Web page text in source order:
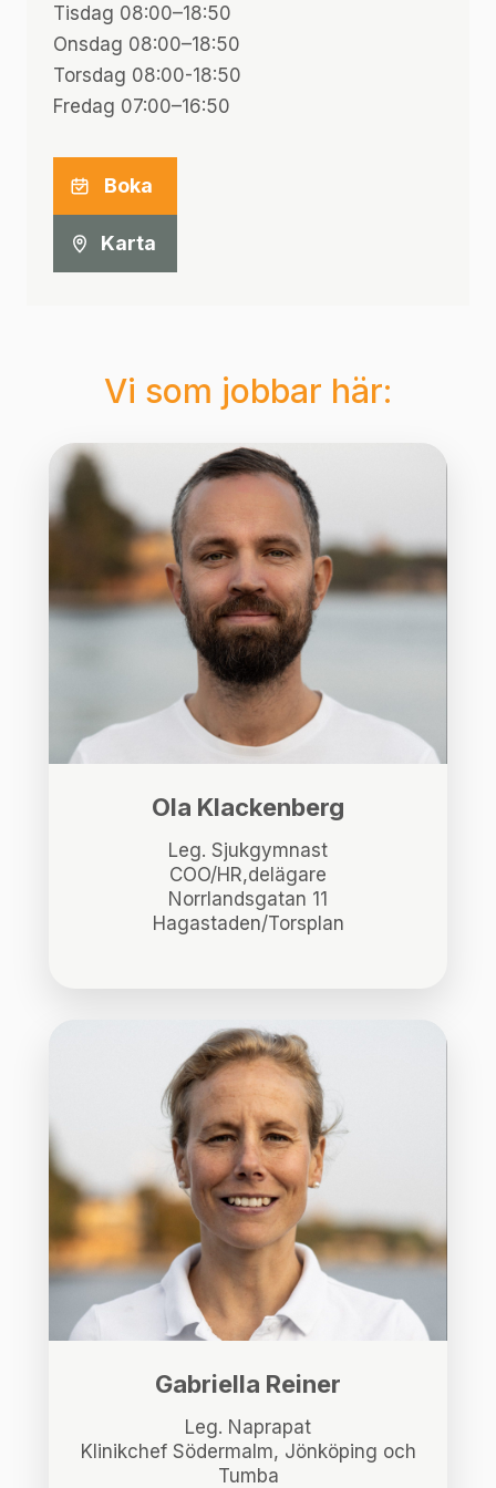
Tisdag 08:00–18:50
Onsdag 08:00–18:50
Torsdag 08:00-18:50
Fredag 07:00–16:50
Boka
Karta
Vi som jobbar här:
Ola Klackenberg
Leg. Sjukgymnast
COO/HR,delägare
Norrlandsgatan 11
Hagastaden/Torsplan
Gabriella Reiner
Leg. Naprapat
Klinikchef Södermalm, Jönköping och
Tumba